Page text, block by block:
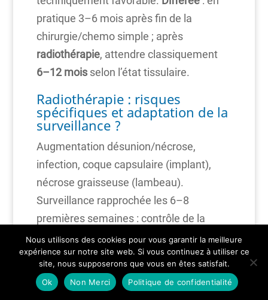
pratique 3–6 mois après fin de la
chirurgie/chemo simple ; après
radiothérapie, attendre classiquement
6–12 moisselon l’état tissulaire.
Radiothérapie : risques
spécifiques et adaptation de la
surveillance ?
Augmentation désunion/nécrose,
infection, coque capsulaire (implant),
nécrose graisseuse (lambeau).
Surveillance rapprochée les 6–8
premières semaines : contrôle de la
perfusion cutanée (couleur, chaleur,
douleur), détection précoce des
collections, bas seuil pour
reprise/lavage. En prévention : différer la
Nous utilisons des cookies pour vous garantir la meilleure
expérience sur notre site web. Si vous continuez à utiliser ce
site, nous supposerons que vous en êtes satisfait.
Ok
Non Merci Politique de confidentialité